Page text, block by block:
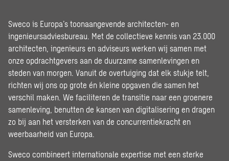
Sweco is Europa’s toonaangevende architecten- en
ingenieursadviesbureau. Met de collectieve kennis van 23.000
architecten, ingenieurs en adviseurs werken wij samen met
onze opdrachtgevers aan de duurzame samenlevingen en
steden van morgen. Vanuit de overtuiging dat elk stukje telt,
richten wij ons op grote én kleine opgaven die samen het
verschil maken. We faciliteren de transitie naar een groenere
samenleving, benutten de kansen van digitalisering en dragen
zo bij aan het versterken van de concurrentiekracht en
weerbaarheid van Europa.
Sweco combineert internationale expertise met een sterke